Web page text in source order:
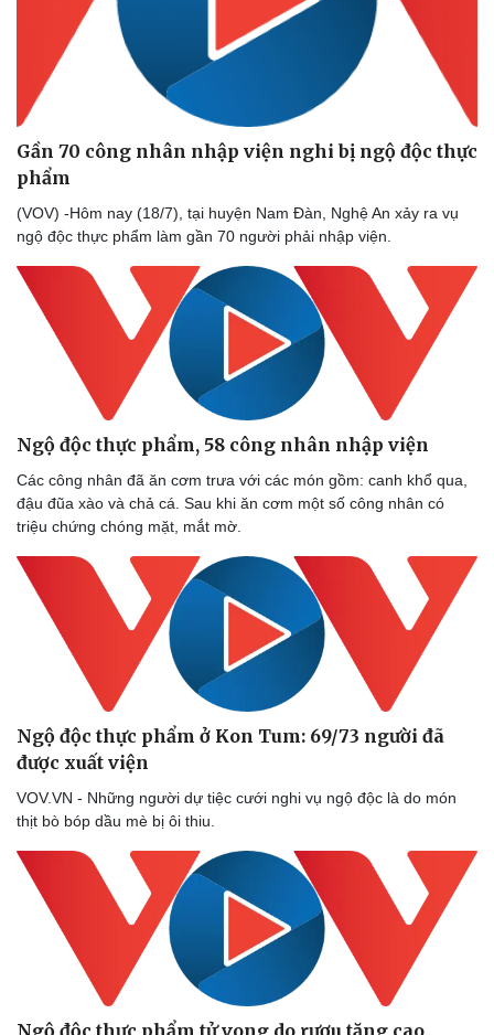
Thể thao
Bóng đá
Lịch thi đấu bóng đá
Thế giới thể thao
eSports
Hậu trường
Tư vấn
Gần 70 công nhân nhập viện nghi bị ngộ độc thực
phẩm
(VOV) -Hôm nay (18/7), tại huyện Nam Đàn, Nghệ An xảy ra vụ
ngộ độc thực phẩm làm gần 70 người phải nhập viện.
Ngộ độc thực phẩm, 58 công nhân nhập viện
Các công nhân đã ăn cơm trưa với các món gồm: canh khổ qua,
đậu đũa xào và chả cá. Sau khi ăn cơm một số công nhân có
triệu chứng chóng mặt, mắt mờ.
Ngộ độc thực phẩm ở Kon Tum: 69/73 người đã
được xuất viện
VOV.VN - Những người dự tiệc cưới nghi vụ ngộ độc là do món
thịt bò bóp dầu mè bị ôi thiu.
Ngộ độc thực phẩm tử vong do rượu tăng cao